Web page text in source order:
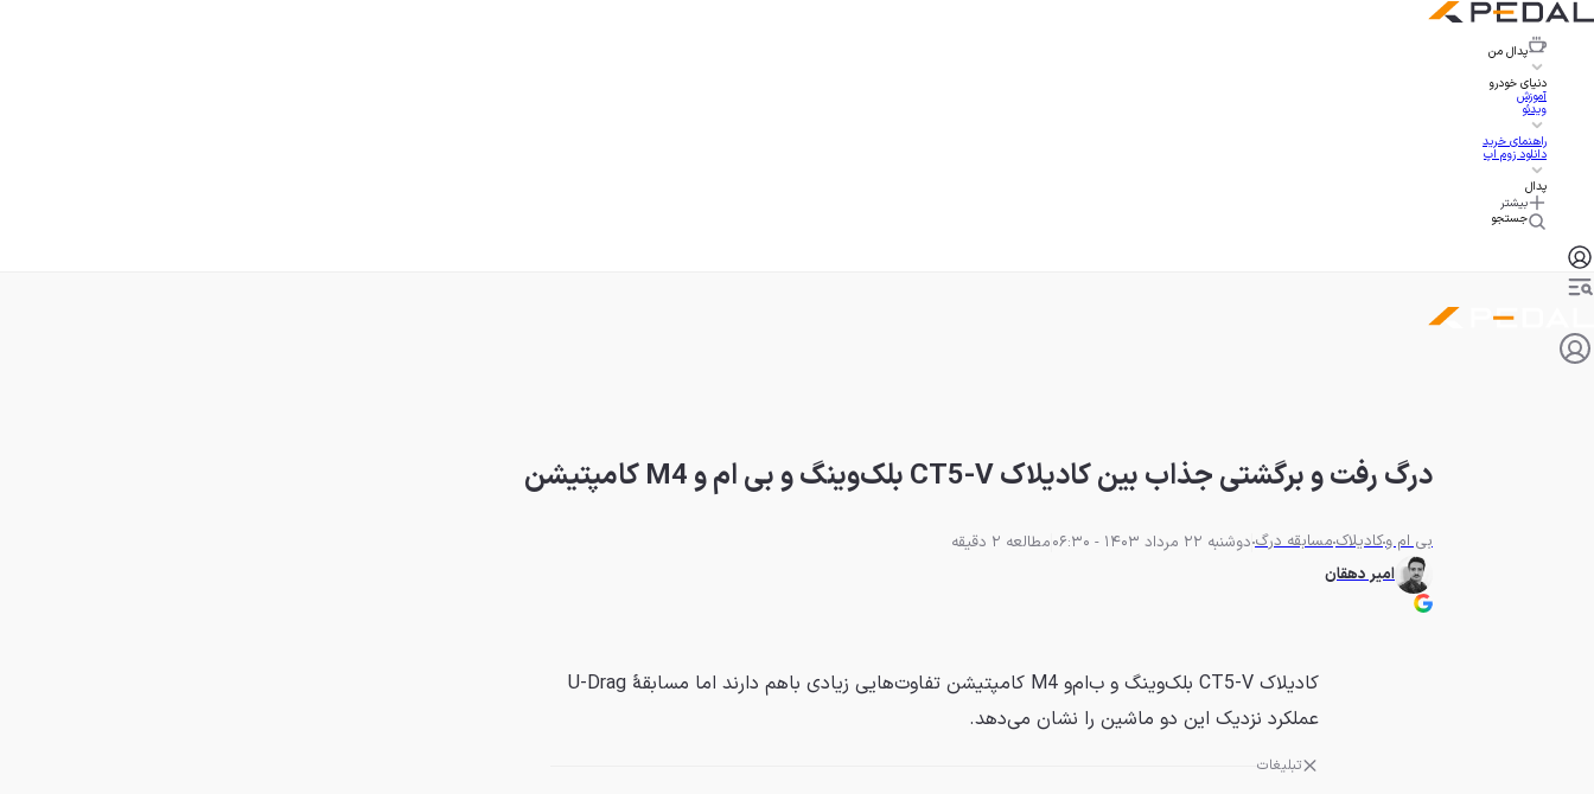
پدال من
دنیای خودرو
آموزش
ویدئو
راهنمای خرید
دانلود زوم اپ
پدال
بیشتر
جستجو
درگ رفت و برگشتی جذاب بین کادیلاک CT5-V بلک‌وینگ و بی ام و M4 کامپتیشن
بی ام وکادیلاکمسابقه درگ دوشنبه 22 مرداد 1403 - 06:30
مطالعه 2 دقیقه
امیر دهقان
کادیلاک CT5-V بلک‌وینگ و ب‌ام‌و M4 کامپتیشن تفاوت‌هایی زیادی باهم دارند اما مسابقهٔ U-Drag
عملکرد نزدیک این دو ماشین را نشان می‌دهد.
تبلیغات